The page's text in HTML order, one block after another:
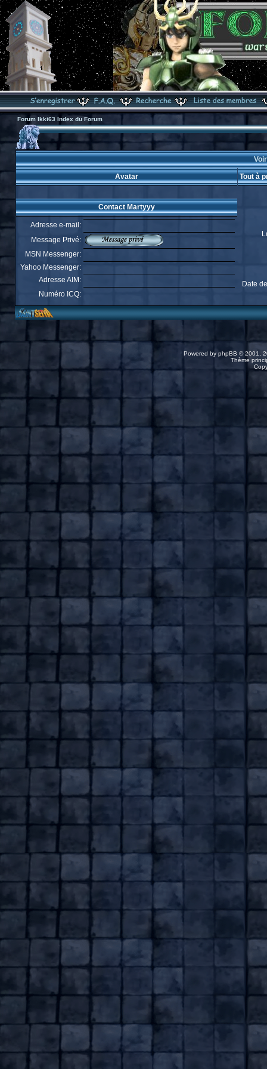
Forum Ikki63 Index du Forum
Avatar Tout à
Date
Contact Martyyy
Adresse e-mail:
Message Privé:
MSN Messenger:
Yahoo Messenger:
Adresse AIM:
Numéro ICQ:
Powered by phpBB © 2001,
Thème